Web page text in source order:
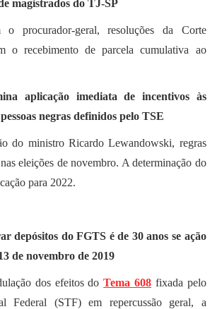
magistrados do TJ-SP
procurador-geral, resoluções da Corte
o recebimento de parcela cumulativa ao
aplicação imediata de incentivos às
negras definidos pelo TSE
do ministro Ricardo Lewandowski, regras
eleições de novembro. A determinação do
para 2022.
depósitos do FGTS é de 30 anos se ação
de novembro de 2019
dos efeitos doTema 608fixada pelo
Federal (STF) em repercussão geral, a